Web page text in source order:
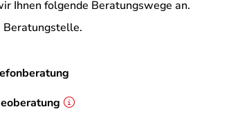
wir Ihnen folgende Beratungswege an.
Beratungstelle.